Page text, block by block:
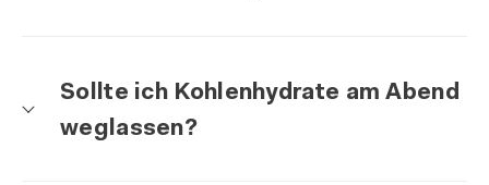
Sollte ich Kohlenhydrate am Abend
weglassen?